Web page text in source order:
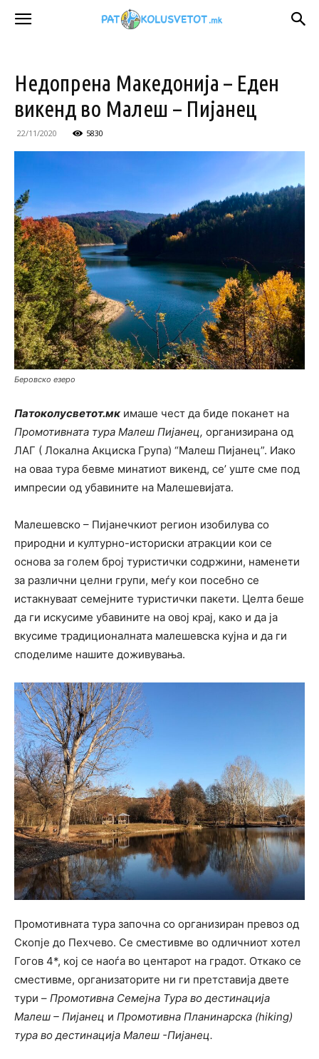
Недопрена Македонија – Еден
викенд во Малеш – Пијанец
22/11/2020 5830
Беровско езеро
Патоколусветот.мк имаше чест да биде поканет на
Промотивната тура Малеш Пијанец, организирана од
ЛАГ ( Локална Акциска Група) “Малеш Пијанец”. Иако
на оваа тура бевме минатиот викенд, се’ уште сме под
импресии од убавините на Малешевијата.
Малешевско – Пијанечкиот регион изобилува со
природни и културно-историски атракции кои се
основа за голем број туристички содржини, наменети
за различни целни групи, меѓу кои посебно се
истакнуваат семејните туристички пакети. Целта беше
да ги искусиме убавините на овој крај, како и да ја
вкусиме традиционалната малешевска кујна и да ги
споделиме нашите доживувања.
Промотивната тура започна со организиран превоз од
Скопје до Пехчево. Се сместивме во одличниот хотел
Гогов 4*, кој се наоѓа во центарот на градот. Откако се
сместивме, организаторите ни ги претставија двете
тури – Промотивна Семејна Тура во дестинација
Малеш – Пијанец и Промотивна Планинарска (hiking)
тура во дестинација Малеш -Пијанец.